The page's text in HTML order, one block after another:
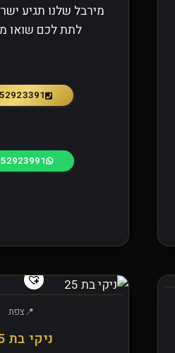
מירבל שלנו תגיע
לתת לכם שואו
צפת
ניקי בת 25